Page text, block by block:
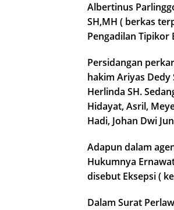
Albertinus
SH,MH ( berkas
Pengadilan Tipikor
Persidangan
hakim Ariyas
Herlinda SH.
Hidayat, Asril,
Hadi, Johan Dwi
Adapun dalam
Hukumnya
disebut Eksepsi (
Dalam Surat